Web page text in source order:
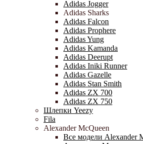
Adidas Jogger
Adidas Sharks
Adidas Falcon
Adidas Prophere
Adidas Yung
Adidas Kamanda
Adidas Deerupt
Adidas Iniki Runner
Adidas Gazelle
Adidas Stan Smith
Adidas ZX 700
Adidas ZX 750
Шлепки Yeezy
Fila
Alexander McQueen
Все модели Alexander